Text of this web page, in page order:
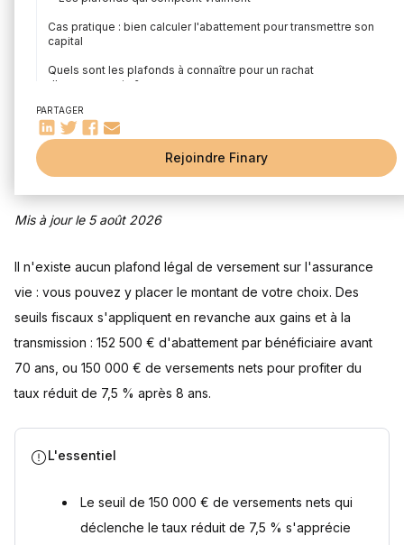
Cas pratique : bien calculer l'abattement pour transmettre son
capital
Quels sont les plafonds à connaître pour un rachat
d'assurance vie ?
La règle d'or des contrats de plus de 8 ans
Le mécanisme du rachat partiel échelonné
Comprendre les primes "manifestement exagérées"
Qu'est-ce qu'une prime exagérée ?
L'arme anti-abus : la modération
Comment est calculé le plafond des 152 500 € lors d'une
succession ?
À partir de quel montant ma prime sera-t-elle jugée
"exagérée" ?
Sources
PARTAGER
Rejoindre Finary
Mis à jour le 5 août 2026
Il n'existe aucun plafond légal de versement sur l'assurance
vie : vous pouvez y placer le montant de votre choix. Des
seuils fiscaux s'appliquent en revanche aux gains et à la
transmission : 152 500 € d'abattement par bénéficiaire avant
70 ans, ou 150 000 € de versements nets pour profiter du
taux réduit de 7,5 % après 8 ans.
L'essentiel
Le seuil de 150 000 € de versements nets qui
déclenche le taux réduit de 7,5 % s'apprécie